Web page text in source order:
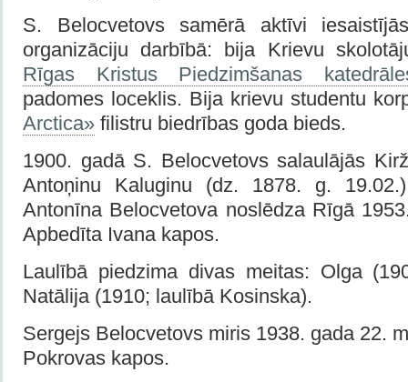
S. Belocvetovs samērā aktīvi
organizāciju darbībā: bija Krievu
Rīgas Kristus Piedzimšanas
padomes loceklis. Bija krievu studentu
Arctica» filistru biedrības goda bieds.
1900. gadā S. Belocvetovs salaulājās
Antoņinu Kaluginu (dz. 1878. g.
Antonīna Belocvetova noslēdza Rīgā
Apbedīta Ivana kapos.
Laulībā piedzima divas meitas: Olga
Natālija (1910; laulībā Kosinska).
Sergejs Belocvetovs miris 1938. gada 22.
Pokrovas kapos.